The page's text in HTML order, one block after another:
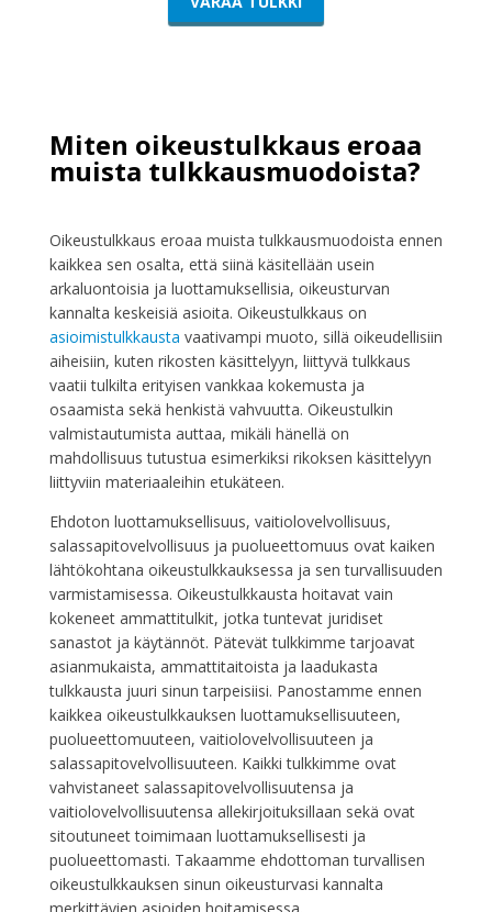
Miten oikeustulkkaus eroaa
muista tulkkausmuodoista?
Oikeustulkkaus eroaa muista tulkkausmuodoista ennen
kaikkea sen osalta, että siinä käsitellään usein
arkaluontoisia ja luottamuksellisia, oikeusturvan
kannalta keskeisiä asioita. Oikeustulkkaus on
asioimistulkkausta vaativampi muoto, sillä oikeudellisiin
aiheisiin, kuten rikosten käsittelyyn, liittyvä tulkkaus
vaatii tulkilta erityisen vankkaa kokemusta ja
osaamista sekä henkistä vahvuutta. Oikeustulkin
valmistautumista auttaa, mikäli hänellä on
mahdollisuus tutustua esimerkiksi rikoksen käsittelyyn
liittyviin materiaaleihin etukäteen.
Ehdoton luottamuksellisuus, vaitiolovelvollisuus,
salassapitovelvollisuus ja puolueettomuus ovat kaiken
lähtökohtana oikeustulkkauksessa ja sen turvallisuuden
varmistamisessa. Oikeustulkkausta hoitavat vain
kokeneet ammattitulkit, jotka tuntevat juridiset
sanastot ja käytännöt. Pätevät tulkkimme tarjoavat
asianmukaista, ammattitaitoista ja laadukasta
tulkkausta juuri sinun tarpeisiisi. Panostamme ennen
kaikkea oikeustulkkauksen luottamuksellisuuteen,
puolueettomuuteen, vaitiolovelvollisuuteen ja
salassapitovelvollisuuteen. Kaikki tulkkimme ovat
vahvistaneet salassapitovelvollisuutensa ja
vaitiolovelvollisuutensa allekirjoituksillaan sekä ovat
sitoutuneet toimimaan luottamuksellisesti ja
puolueettomasti. Takaamme ehdottoman turvallisen
oikeustulkkauksen sinun oikeusturvasi kannalta